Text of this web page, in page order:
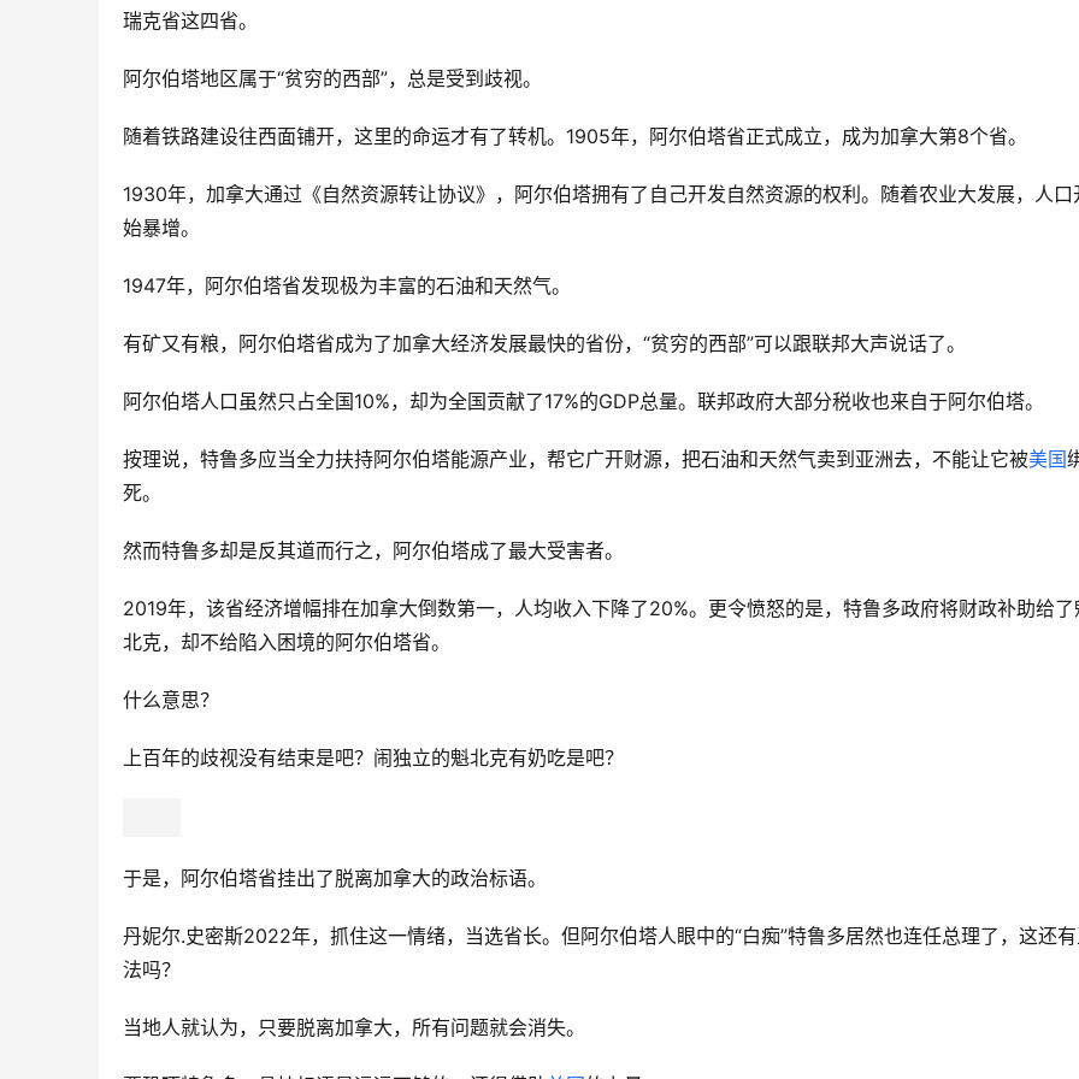
瑞克省这四省。
阿尔伯塔地区属于“贫穷的西部”，总是受到歧视。
随着铁路建设往西面铺开，这里的命运才有了转机。1905年，阿尔伯塔省正式成立，成为加拿大第8个省。
1930年，加拿大通过《自然资源转让协议》，阿尔伯塔拥有了自己开发自然资源的权利。随着农业大发展，人口
始暴增。
1947年，阿尔伯塔省发现极为丰富的石油和天然气。
有矿又有粮，阿尔伯塔省成为了加拿大经济发展最快的省份，“贫穷的西部”可以跟联邦大声说话了。
阿尔伯塔人口虽然只占全国10%，却为全国贡献了17%的GDP总量。联邦政府大部分税收也来自于阿尔伯塔。
按理说，特鲁多应当全力扶持阿尔伯塔能源产业，帮它广开财源，把石油和天然气卖到亚洲去，不能让它被美国
死。
然而特鲁多却是反其道而行之，阿尔伯塔成了最大受害者。
2019年，该省经济增幅排在加拿大倒数第一，人均收入下降了20%。更令愤怒的是，特鲁多政府将财政补助给了
北克，却不给陷入困境的阿尔伯塔省。
什么意思？
上百年的歧视没有结束是吧？闹独立的魁北克有奶吃是吧？
于是，阿尔伯塔省挂出了脱离加拿大的政治标语。
丹妮尔.史密斯2022年，抓住这一情绪，当选省长。但阿尔伯塔人眼中的“白痴”特鲁多居然也连任总理了，这还
法吗？
当地人就认为，只要脱离加拿大，所有问题就会消失。